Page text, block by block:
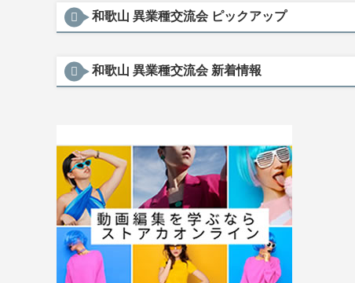
和歌山 異業種交流会 ピックアップ
和歌山 異業種交流会 新着情報